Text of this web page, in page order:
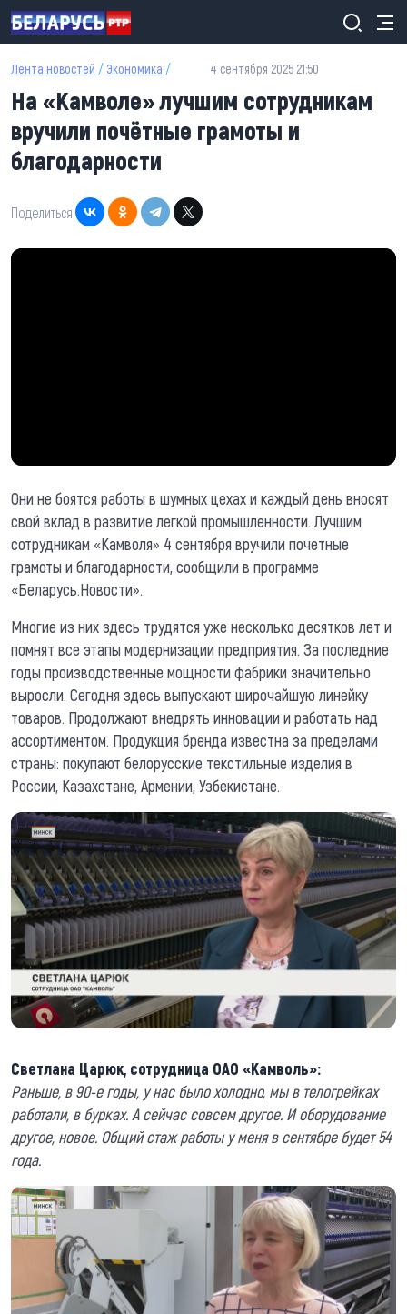
Перейти к основному содержанию
Лента новостей / Экономика / 4 сентября 2025 21:50
На «Камволе» лучшим сотрудникам
вручили почётные грамоты и
благодарности
Поделиться:
Они не боятся работы в шумных цехах и каждый день вносят
свой вклад в развитие легкой промышленности. Лучшим
сотрудникам «Камволя» 4 сентября вручили почетные
грамоты и благодарности, сообщили в программе
«Беларусь.Новости».
Многие из них здесь трудятся уже несколько десятков лет и
помнят все этапы модернизации предприятия. За последние
годы производственные мощности фабрики значительно
выросли. Сегодня здесь выпускают широчайшую линейку
товаров. Продолжают внедрять инновации и работать над
ассортиментом. Продукция бренда известна за пределами
страны: покупают белорусские текстильные изделия в
России, Казахстане, Армении, Узбекистане.
Светлана Царюк, сотрудница ОАО «Камволь»:
Раньше, в 90-е годы, у нас было холодно, мы в телогрейках
работали, в бурках. А сейчас совсем другое. И оборудование
другое, новое. Общий стаж работы у меня в сентябре будет 54
года.